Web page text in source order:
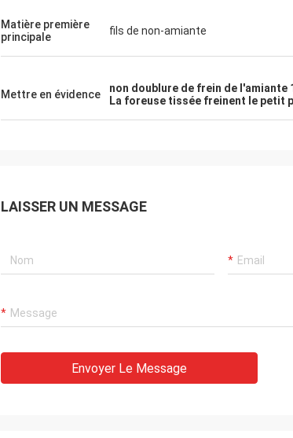
Matière première
principale
fils de non-amiante
Mettre en évidence non doublure de frein de l'amiante
La foreuse tissée freinent le petit
LAISSER UN MESSAGE
Envoyer Le Message